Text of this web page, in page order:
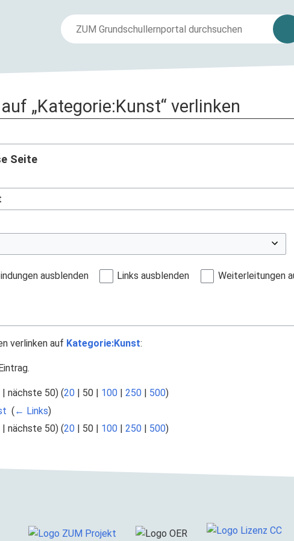
„Kategorie:Kunst“ verlinken
Seite
ausblenden Links ausblenden Weiterleitungen
verlinken auf Kategorie:Kunst:
| nächste 50) (20 | 50 | 100 | 250 | 500)
(← Links)
| nächste 50) (20 | 50 | 100 | 250 | 500)